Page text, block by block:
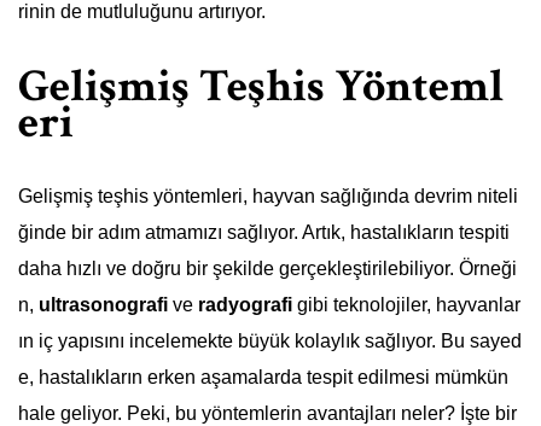
rinin de mutluluğunu artırıyor.
Gelişmiş Teşhis Yönteml
eri
Gelişmiş teşhis yöntemleri, hayvan sağlığında devrim niteli
ğinde bir adım atmamızı sağlıyor. Artık, hastalıkların tespiti
daha hızlı ve doğru bir şekilde gerçekleştirilebiliyor. Örneği
n, ultrasonografi ve radyografi gibi teknolojiler, hayvanlar
ın iç yapısını incelemekte büyük kolaylık sağlıyor. Bu sayed
e, hastalıkların erken aşamalarda tespit edilmesi mümkün
hale geliyor. Peki, bu yöntemlerin avantajları neler? İşte bir